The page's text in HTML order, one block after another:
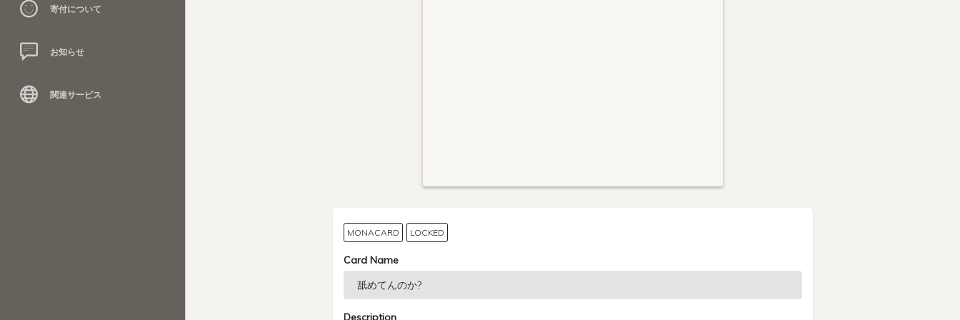
寄付について
お知らせ
関連サービス
MONACARD LOCKED
Card Name
Description